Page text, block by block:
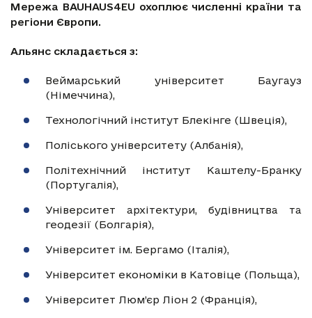
Мережа BAUHAUS4EU охоплює численні країни та
регіони Європи.
Альянс складається з:
Веймарський університет Баугауз
(Німеччина),
Технологічний інститут Блекінге (Швеція),
Поліського університету (Албанія),
Політехнічний інститут Каштелу-Бранку
(Португалія),
Університет архітектури, будівництва та
геодезії (Болгарія),
Університет ім. Бергамо (Італія),
Університет економіки в Катовіце (Польща),
Університет Люм’єр Ліон 2 (Франція),